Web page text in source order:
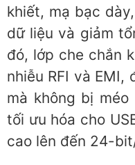
khiết, mạ bạc
dữ liệu và giảm
đó, lớp che chắn
nhiễu RFI và EMI,
mà không bị
tối ưu hóa cho
cao lên đến 24-